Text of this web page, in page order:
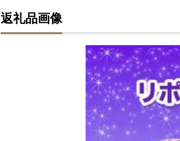
返礼品画像